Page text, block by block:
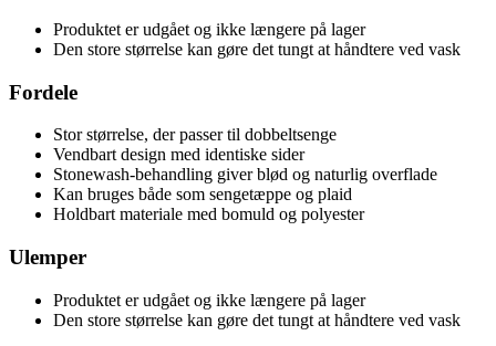
Produktet er udgået og ikke længere på lager
Den store størrelse kan gøre det tungt at håndtere ved vask
Fordele
Stor størrelse, der passer til dobbeltsenge
Vendbart design med identiske sider
Stonewash-behandling giver blød og naturlig overflade
Kan bruges både som sengetæppe og plaid
Holdbart materiale med bomuld og polyester
Ulemper
Produktet er udgået og ikke længere på lager
Den store størrelse kan gøre det tungt at håndtere ved vask